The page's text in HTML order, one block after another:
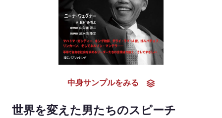
中身サンプルをみる
世界を変えた男たちのスピーチ